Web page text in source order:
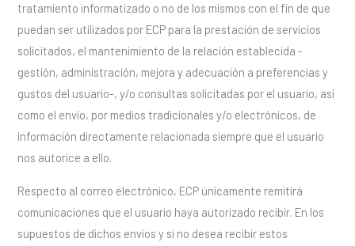
tratamiento informatizado o no de los mismos con el fin de que
puedan ser utilizados por ECP para la prestación de servicios
solicitados, el mantenimiento de la relación establecida -
gestión, administración, mejora y adecuación a preferencias y
gustos del usuario-, y/o consultas solicitadas por el usuario, así
como el envío, por medios tradicionales y/o electrónicos, de
información directamente relacionada siempre que el usuario
nos autorice a ello.
Respecto al correo electrónico, ECP únicamente remitirá
comunicaciones que el usuario haya autorizado recibir. En los
supuestos de dichos envíos y si no desea recibir estos